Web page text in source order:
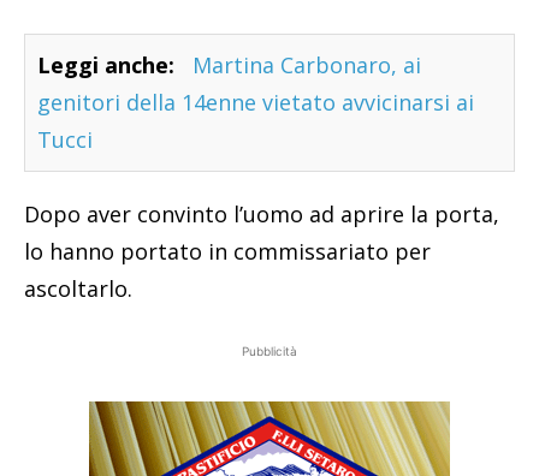
Leggi anche:
Martina Carbonaro, ai
genitori della 14enne vietato avvicinarsi ai
Tucci
Dopo aver convinto l’uomo ad aprire la porta,
lo hanno portato in commissariato per
ascoltarlo.
Pubblicità